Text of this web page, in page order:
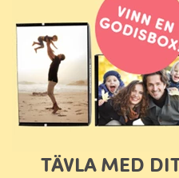
TÄVLA MED